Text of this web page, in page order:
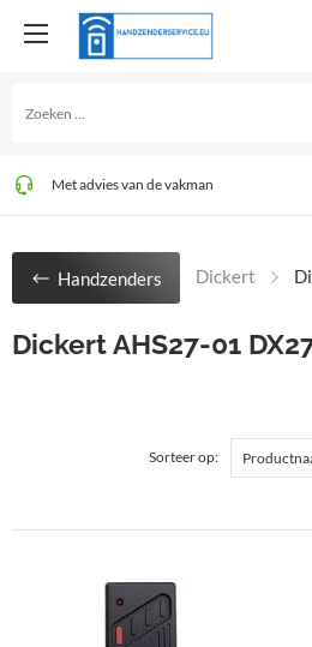
Zeer uitgebreid assortiment
Wij bezorgen uw bestelling zo snel mogelijk
Met advies van de vakman
Handzenders Dickert
Dickert AHS27-01
Sorteer op: